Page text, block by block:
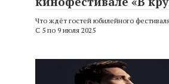
Что ждёт гостей юбилейного
С 5 по 9 июля 2025